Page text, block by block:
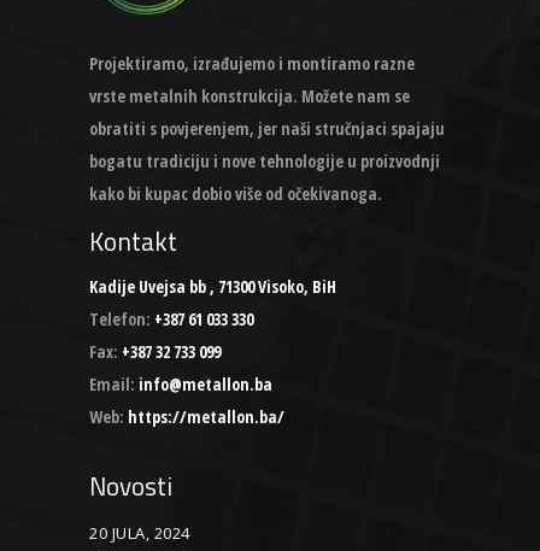
Projektiramo, izrađujemo i montiramo razne
vrste metalnih konstrukcija. Možete nam se
obratiti s povjerenjem, jer naši stručnjaci spajaju
bogatu tradiciju i nove tehnologije u proizvodnji
kako bi kupac dobio više od očekivanoga.
Kontakt
Kadije Uvejsa bb , 71300 Visoko, BiH
Telefon: +387 61 033 330
Fax: +387 32 733 099
Email: info@metallon.ba
Web: https://metallon.ba/
Novosti
20 JULA, 2024